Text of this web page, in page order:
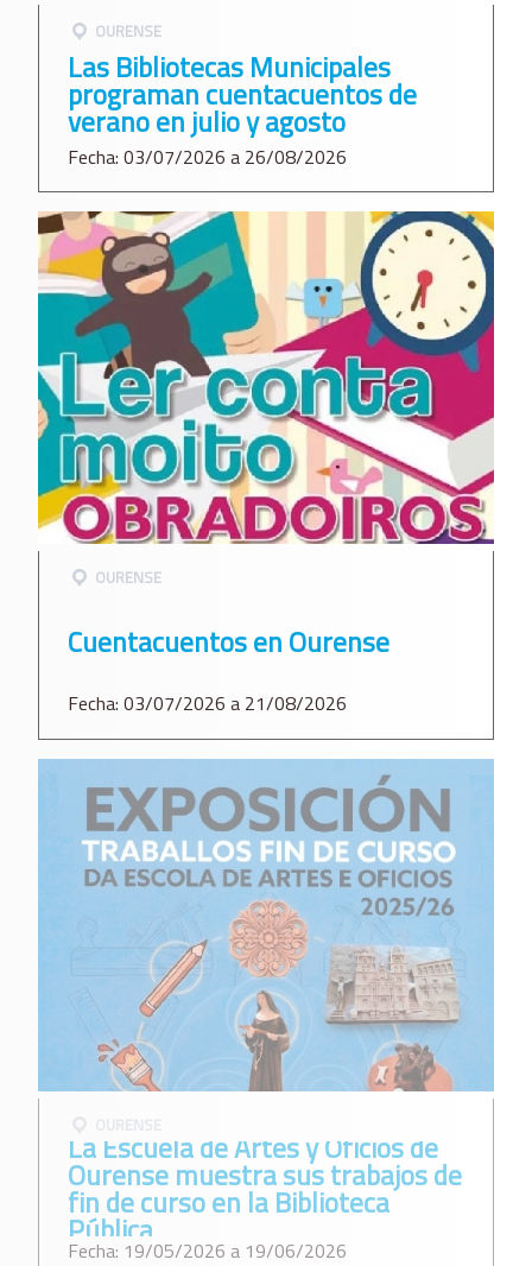
OURENSE
Las Bibliotecas Municipales
programan cuentacuentos de
verano en julio y agosto
Fecha: 03/07/2026 a 26/08/2026
OURENSE
Cuentacuentos en Ourense
Fecha: 03/07/2026 a 21/08/2026
OURENSE
La Escuela de Artes y Oficios de
Ourense muestra sus trabajos de
fin de curso en la Biblioteca
Pública
Fecha: 19/05/2026 a 19/06/2026